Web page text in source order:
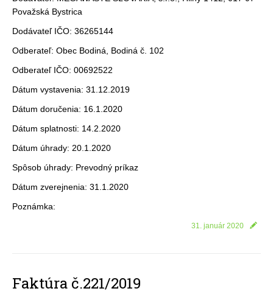
Považská Bystrica
Dodávateľ IČO: 36265144
Odberateľ: Obec Bodiná, Bodiná č. 102
Odberateľ IČO: 00692522
Dátum vystavenia: 31.12.2019
Dátum doručenia: 16.1.2020
Dátum splatnosti: 14.2.2020
Dátum úhrady: 20.1.2020
Spôsob úhrady: Prevodný príkaz
Dátum zverejnenia: 31.1.2020
Poznámka:
31. január 2020
Faktúra č.221/2019